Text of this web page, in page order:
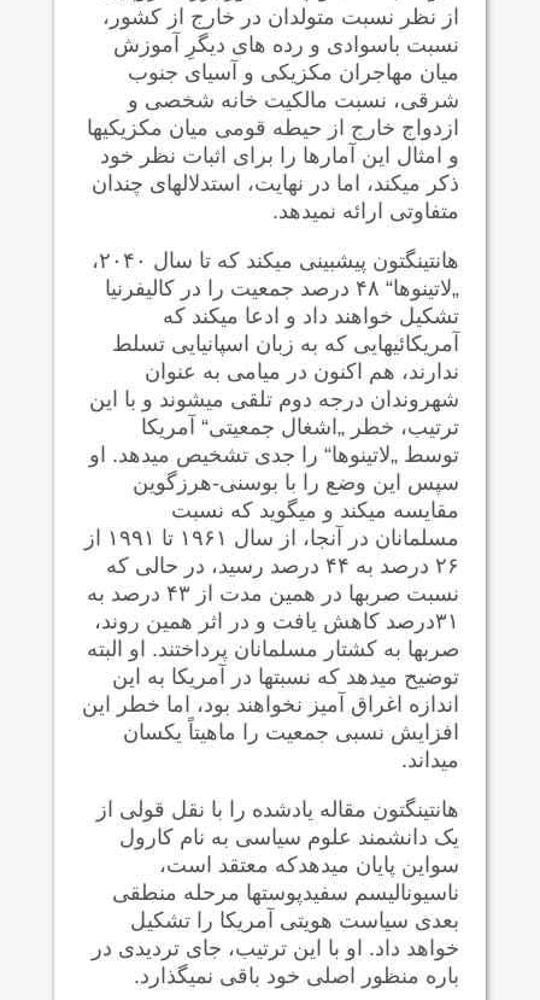
از نظر نسبت متولدان در خارج از کشور،
نسبت باسوادی و رده های دیگرِ آموزش
میان مهاجران مکزیکی و آسیای جنوب
شرقی، نسبت مالکیت خانه شخصی و
ازدواج خارج از حیطه قومی میان مکزیکیها
و امثال این آمارها را برای اثبات نظر خود
ذکر می‍کند، اما در نهایت، استدلالهای چندان
متفاوتی ارائه نمی‍دهد.
هانتینگتون پیش‍بینی می‍کند که تا سال ۲۰۴۰،
„لاتینوها“ ۴۸ درصد جمعیت را در کالیفرنیا
تشکیل خواهند داد و ادعا می‍کند که
آمریکائیهایی که به زبان اسپانیایی تسلط
ندارند، هم اکنون در میامی به عنوان
شهروندان درجه دوم تلقی می‍شوند و با این
ترتیب، خطر „اشغال جمعیتی“ آمریکا
توسط „لاتینوها“ را جدی تشخیص می‍دهد. او
سپس این وضع را با بوسنی-هرزگوین
مقایسه می‍کند و می‍گوید که نسبت
مسلمانان در آنجا، از سال ۱۹۶۱ تا ۱۹۹۱ از
۲۶ درصد به ۴۴ درصد رسید، در حالی که
نسبت صربها در همین مدت از ۴۳ درصد به
۳۱درصد کاهش یافت و در اثر همین روند،
صربها به کشتار مسلمانان پرداختند. او البته
توضیح می‍دهد که نسبتها در آمریکا به این
اندازه اغراق آمیز نخواهند بود، اما خطر این
افزایش نسبی جمعیت را ماهیتاً یکسان
می‍داند.
هانتینگتون مقاله یادشده را با نقل قولی از
یک دانشمند علوم سیاسی به نام کارول
سواین پایان می‍دهدکه معتقد است،
ناسیونالیسم سفیدپوستها مرحله منطقی
بعدی سیاست هویتی آمریکا را تشکیل
خواهد داد. او با این ترتیب، جای تردیدی در
باره منظور اصلی خود باقی نمی‍گذارد.